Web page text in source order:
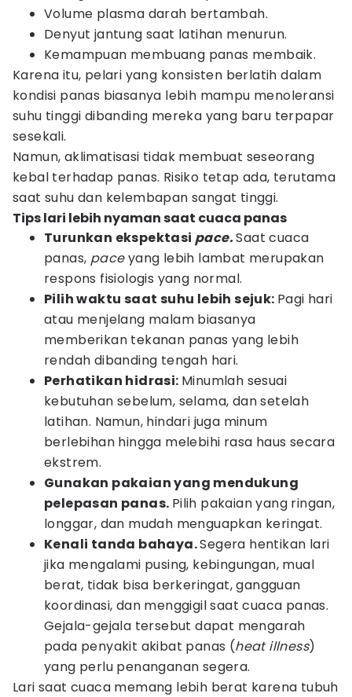
Volume plasma darah bertambah.
Denyut jantung saat latihan menurun.
Kemampuan membuang panas membaik.
Karena itu, pelari yang konsisten berlatih dalam
kondisi panas biasanya lebih mampu menoleransi
suhu tinggi dibanding mereka yang baru terpapar
sesekali.
Namun, aklimatisasi tidak membuat seseorang
kebal terhadap panas. Risiko tetap ada, terutama
saat suhu dan kelembapan sangat tinggi.
Tips lari lebih nyaman saat cuaca panas
Turunkan ekspektasi pace.Saat cuaca
panas, paceyang lebih lambat merupakan
respons fisiologis yang normal.
Pilih waktu saat suhu lebih sejuk: Pagi hari
atau menjelang malam biasanya
memberikan tekanan panas yang lebih
rendah dibanding tengah hari.
Perhatikan hidrasi: Minumlah sesuai
kebutuhan sebelum, selama, dan setelah
latihan. Namun, hindari juga minum
berlebihan hingga melebihi rasa haus secara
ekstrem.
Gunakan pakaian yang mendukung
pelepasan panas. Pilih pakaian yang ringan,
longgar, dan mudah menguapkan keringat.
Kenali tanda bahaya.Segera hentikan lari
jika mengalami pusing, kebingungan, mual
berat, tidak bisa berkeringat, gangguan
koordinasi, dan menggigil saat cuaca panas.
Gejala-gejala tersebut dapat mengarah
pada penyakit akibat panas (heat illness)
yang perlu penanganan segera.
Lari saat cuaca memang lebih berat karena tubuh